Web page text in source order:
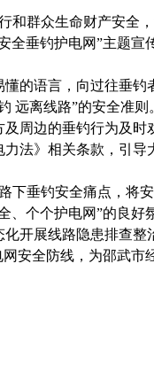
和群众生命财产安全
全垂钓护电网”主题宣
的语言，向过往垂钓
远离线路”的安全准则
周边的垂钓行为及时
法》相关条款，引导
下垂钓安全痛点，将
个个护电网”的良好
开展线路隐患排查整
安全防线，为邵武市